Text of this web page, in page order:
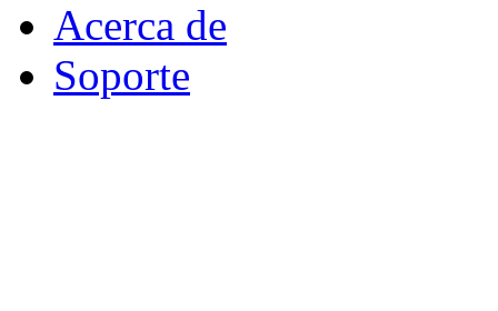
Acerca de
Soporte